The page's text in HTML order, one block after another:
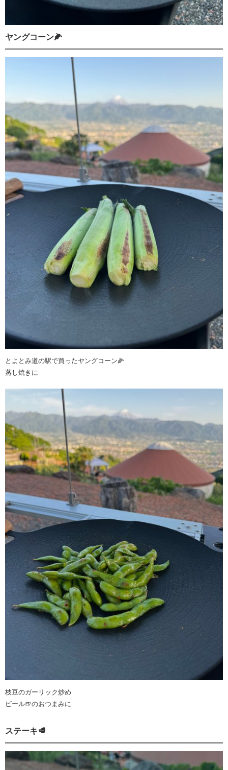
ヤングコーン🌽
とよとみ道の駅で買ったヤングコーン🌽
蒸し焼きに
枝豆のガーリック炒め
ビール🍺のおつまみに
ステーキ🥩